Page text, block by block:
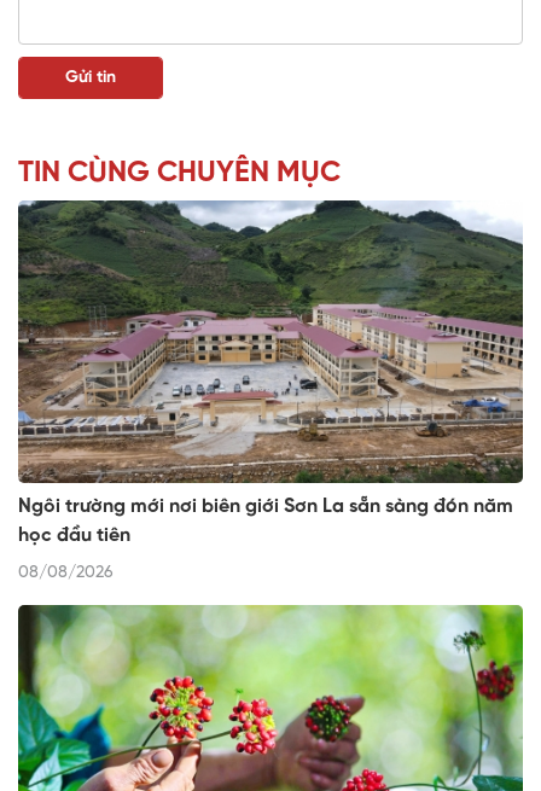
TIN CÙNG CHUYÊN MỤC
Ngôi trường mới nơi biên giới Sơn La sẵn sàng đón năm
học đầu tiên
08/08/2026